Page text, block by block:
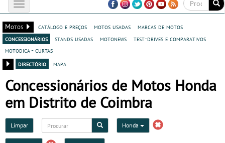
Toggle
navigation
Motos
catálogo e preços motos usadas
marcas de motos
concessionários
stands usadas motonews
test-drives e comparativos
motodica - curtas
directório
mapa
Concessionários de Motos Honda
em Distrito de Coimbra
Limpar Honda